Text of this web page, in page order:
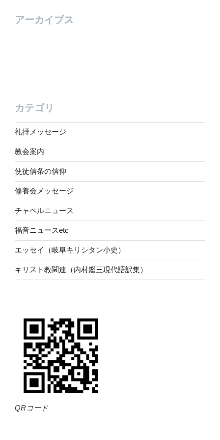
アーカイブス
カテゴリ
礼拝メッセージ
教会案内
使徒信条の信仰
修養会メッセージ
チャペルニュース
福音ニュースetc
エッセイ（岐阜キリシタン小史）
キリスト教関連（内村鑑三現代語訳集）
QRコード